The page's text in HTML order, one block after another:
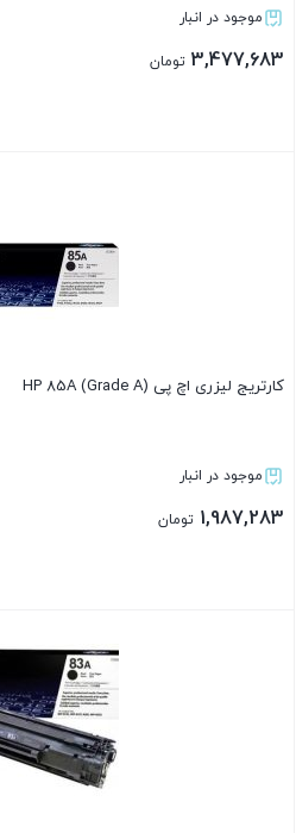
موجود در انبار
3,477,683 تومان
کارتریج لیزری اچ پی HP 85A (Grade A)
موجود در انبار
1,987,283 تومان